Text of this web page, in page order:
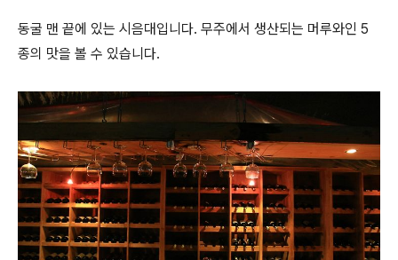
동굴 맨 끝에 있는 시음대입니다. 무주에서 생산되는 머루와인 5
종의 맛을 볼 수 있습니다.